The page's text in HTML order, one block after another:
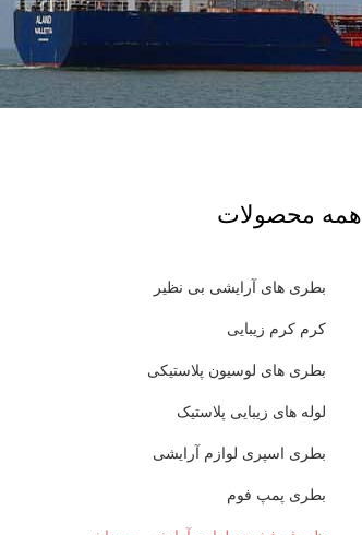
همه محصولات
بطری های آرایشی بی نظیر
کرم کرم زیبایی
بطری های لوسیون پلاستیکی
لوله های زیبایی پلاستیک
بطری اسپری لوازم آرایشی
بطری پمپ فوم